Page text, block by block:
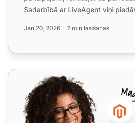
Sadarbībā ar LiveAgent viņi
Jan 20, 2026 2 min lasīšanas
Tel2